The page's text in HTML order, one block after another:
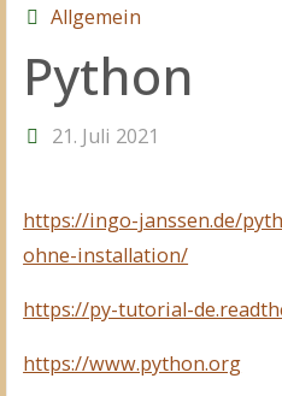
Allgemein
Python
21. Juli 2021
https://ingo-janssen.de/
ohne-installation/
https://py-tutorial-
https://www.python.org